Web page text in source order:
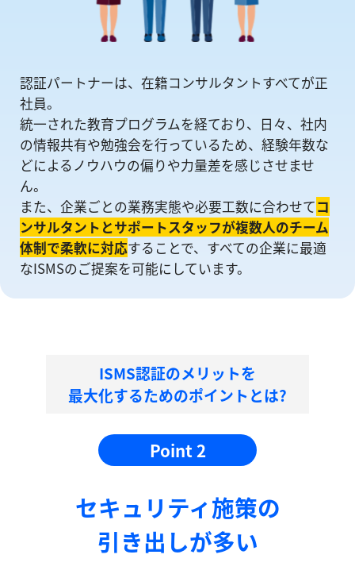
認証パートナーは、在籍コンサルタントすべてが正
社員。
統一された教育プログラムを経ており、日々、社内
の情報共有や勉強会を⾏っているため、経験年数な
どによるノウハウの偏りや⼒量差を感じさせませ
ん。
また、企業ごとの業務実態や必要工数に合わせてコ
ンサルタントとサポートスタッフが複数人のチーム
体制で柔軟に対応することで、すべての企業に最適
なISMSのご提案を可能にしています。
ISMS認証のメリットを
最大化するためのポイントとは?
Point 2
セキュリティ施策の
引き出しが多い